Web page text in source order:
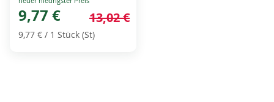
Price
9,77 € 13,02 €
9,77 € / 1 Stück (St)